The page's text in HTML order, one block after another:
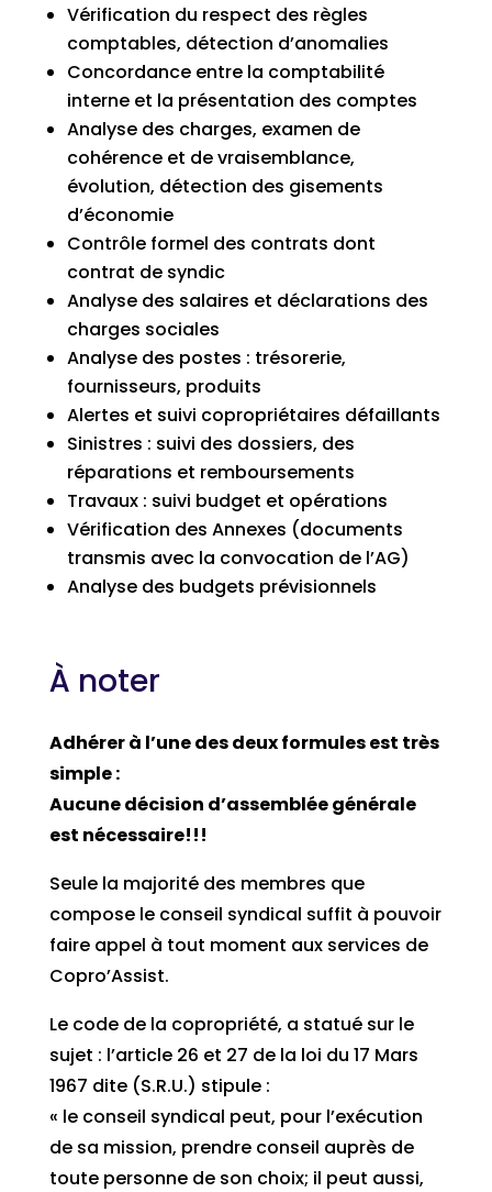
Vérification du respect des règles
comptables, détection d’anomalies
Concordance entre la comptabilité
interne et la présentation des comptes
Analyse des charges, examen de
cohérence et de vraisemblance,
évolution, détection des gisements
d’économie
Contrôle formel des contrats dont
contrat de syndic
Analyse des salaires et déclarations des
charges sociales
Analyse des postes : trésorerie,
fournisseurs, produits
Alertes et suivi copropriétaires défaillants
Sinistres : suivi des dossiers, des
réparations et remboursements
Travaux : suivi budget et opérations
Vérification des Annexes (documents
transmis avec la convocation de l’AG)
Analyse des budgets prévisionnels
À noter
Adhérer à l’une des deux formules est très
simple :
Aucune décision d’assemblée générale
est nécessaire!!!
Seule la majorité des membres que
compose le conseil syndical suffit à pouvoir
faire appel à tout moment aux services de
Copro’Assist.
Le code de la copropriété, a statué sur le
sujet : l’article 26 et 27 de la loi du 17 Mars
1967 dite (S.R.U.) stipule :
« le conseil syndical peut, pour l’exécution
de sa mission, prendre conseil auprès de
toute personne de son choix; il peut aussi,